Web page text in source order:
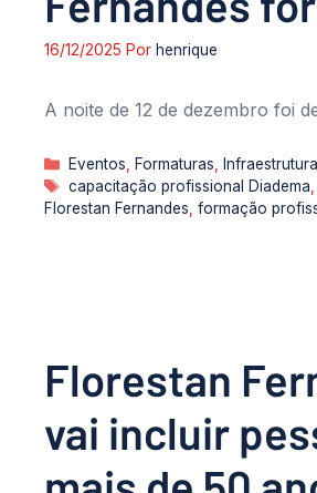
16/12/2025 Por henrique
A noite de 12 de dezembro foi
Categorias
Eventos Formaturas
Infraestrutura
Tags
capacitação profissional Diadema
Florestan Fernandes formação
Florestan
vai incluir